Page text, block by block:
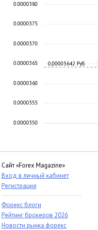
0,00003642 Руб.
0.0000350
0.0000355
0.0000360
0.0000365
0.0000370
0.0000375
0.0000380
Сайт «Forex Magazine»
Вход в личный кабинет
Регистрация
Форекс блоги
Рейтинг брокеров 2026
Новости рынка форекс